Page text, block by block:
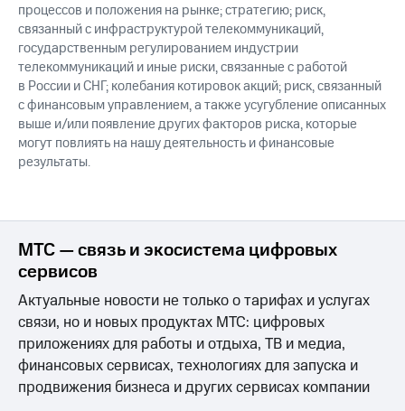
процессов и положения на рынке; стратегию; риск,
связанный с инфраструктурой телекоммуникаций,
государственным регулированием индустрии
телекоммуникаций и иные риски, связанные с работой
в России и СНГ; колебания котировок акций; риск, связанный
с финансовым управлением, а также усугубление описанных
выше и/или появление других факторов риска, которые
могут повлиять на нашу деятельность и финансовые
результаты.
МТС — связь и экосистема цифровых
сервисов
Актуальные новости не только о тарифах и услугах
связи, но и новых продуктах МТС: цифровых
приложениях для работы и отдыха, ТВ и медиа,
финансовых сервисах, технологиях для запуска и
продвижения бизнеса и других сервисах компании